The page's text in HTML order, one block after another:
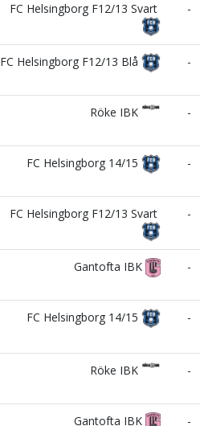
FC Helsingborg F12/13 Svart -
FC Helsingborg F12/13 Blå -
Röke IBK -
FC Helsingborg 14/15 -
FC Helsingborg F12/13 Svart -
Gantofta IBK -
FC Helsingborg 14/15 -
Röke IBK -
Gantofta IBK -